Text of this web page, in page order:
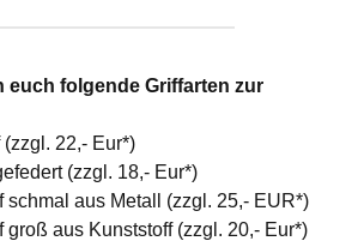
euch folgende Griffarten zur
22,- Eur*)
(zzgl. 18,- Eur*)
schmal aus Metall (zzgl. 25,- EUR*)
groß aus Kunststoff (zzgl. 20,- Eur*)